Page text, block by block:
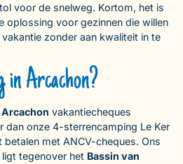
voor de snelweg. Kortom, het is
oplossing voor gezinnen die willen
zonder aan kwaliteit in te
in Arcachon?
Arcachon vakantiecheques
dan onze 4-sterrencamping Le Ker
betalen met ANCV-cheques. Ons
tegenover het Bassin van